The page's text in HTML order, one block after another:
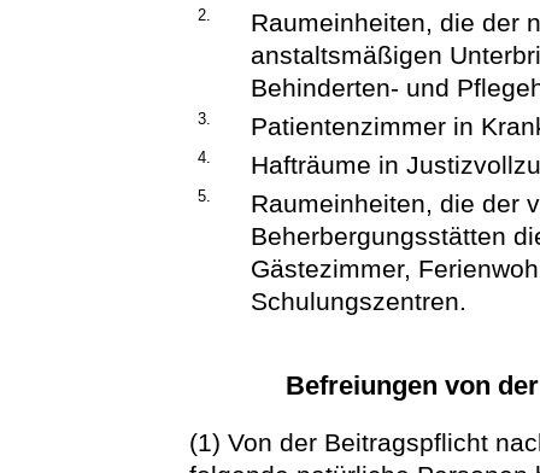
2.
Raumeinheiten, die der
anstaltsmäßigen
Behinderten- und
3. Patientenzimmer in
4. Hafträume in
5.
Raumeinheiten, die der
Beherbergungsstätten
Gästezimmer,
Schulungszentren.
Befreiungen von
(1) Von der Beitragspflicht